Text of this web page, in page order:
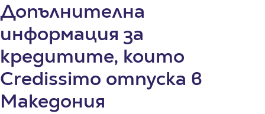
Допълнителна
информация за
кредитите, които
Credissimo отпуска в
Македония